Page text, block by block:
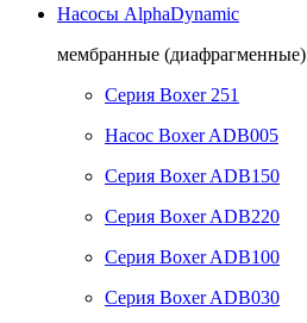
Насосы AlphaDynamic
мембранные (диафрагменные)
Серия Boxer 251
Насос Boxer ADB005
Серия Boxer ADB150
Серия Boxer ADB220
Серия Boxer ADB100
Серия Boxer ADB030